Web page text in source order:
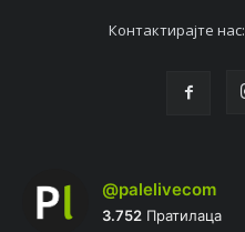
Контактирајтe нас:
@palelivecom
3.752 Пратилаца